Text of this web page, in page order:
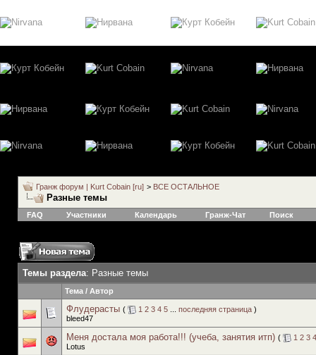
Гранж форум | Kurt Cobain [ru] > ВСЕ ОСТАЛЬНОЕ
Разные темы
FAQ Участники Календарь Гранж-Чат Поиск
Темы раздела: Разные темы
Тема / Автор
Флудерасты ( 1 2 3 4 5 последняя страница )
bleed47
Меня достала моя работа!!! (учеба, занятия итп) ( 1 2 3 4
Lotus